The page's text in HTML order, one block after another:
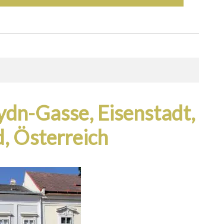
Gasse, Eisenstadt,
Österreich